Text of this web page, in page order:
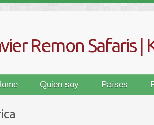
Remon Safaris |
Quien soy Países